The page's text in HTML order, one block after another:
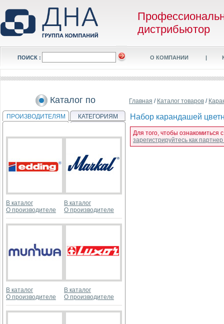
дистрибьютор
ПОИСК : О КОМПАНИИ |
Каталог по
ПРОИЗВОДИТЕЛЯМ КАТЕГОРИЯМ
В каталог
О производителе
В каталог
О производителе
В каталог
О производителе
В каталог
О производителе
Главная / Каталог товаров /
Набор карандашей
Для того, чтобы ознакомиться
зарегистрируйтесь как